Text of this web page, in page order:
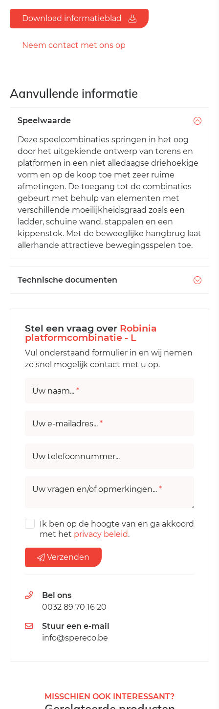
Download informatieblad
Neem contact met ons op
Aanvullende informatie
Speelwaarde
Deze speelcombinaties springen in het oog
door het uitgekiende ontwerp van torens en
platformen in een niet alledaagse driehoekige
vorm en op de koop toe met zeer ruime
afmetingen. De toegang tot de combinaties
gebeurt met behulp van elementen met
verschillende moeilijkheidsgraad zoals een
ladder, schuine wand, stappalen en een
kippenstok. Met de beweeglijke hangbrug laat
allerhande attractieve bewegingsspelen toe.
Technische documenten
Stel een vraag over Robinia
platformcombinatie - L
Vul onderstaand formulier in en wij nemen
zo snel mogelijk contact met u op.
Uw naam... *
Uw e-mailadres... *
Uw telefoonnummer...
Uw vragen en/of opmerkingen... *
Ik ben op de hoogte van en ga akkoord
met het privacy beleid.
Verzenden
Bel ons
0032 89 70 16 20
Stuur een e-mail
info@spereco.be
MISSCHIEN OOK INTERESSANT?